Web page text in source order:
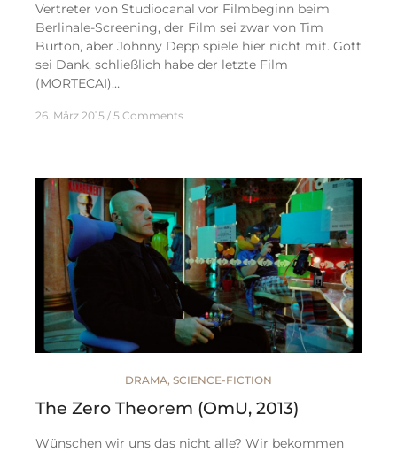
Vertreter von Studiocanal vor Filmbeginn beim
Berlinale-Screening, der Film sei zwar von Tim
Burton, aber Johnny Depp spiele hier nicht mit. Gott
sei Dank, schließlich habe der letzte Film
(MORTECAI)…
26. März 2015 5 Comments
DRAMA, SCIENCE-FICTION
The Zero Theorem (OmU, 2013)
Wünschen wir uns das nicht alle? Wir bekommen